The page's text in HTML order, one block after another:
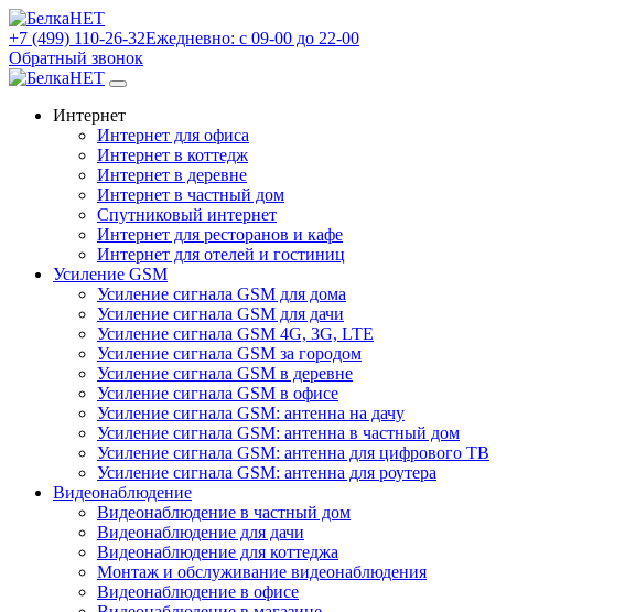
+7 (499) 110-26-32Ежедневно: с 09-00 до 22-00
Обратный звонок
Интернет
Интернет для офиса
Интернет в коттедж
Интернет в деревне
Интернет в частный дом
Спутниковый интернет
Интернет для ресторанов и кафе
Интернет для отелей и гостиниц
Усиление GSM
Усиление сигнала GSM для дома
Усиление сигнала GSM для дачи
Усиление сигнала GSM 4G, 3G, LTE
Усиление сигнала GSM за городом
Усиление сигнала GSM в деревне
Усиление сигнала GSM в офисе
Усиление сигнала GSM: антенна на дачу
Усиление сигнала GSM: антенна в частный дом
Усиление сигнала GSM: антенна для цифрового ТВ
Усиление сигнала GSM: антенна для роутера
Видеонаблюдение
Видеонаблюдение в частный дом
Видеонаблюдение для дачи
Видеонаблюдение для коттеджа
Монтаж и обслуживание видеонаблюдения
Видеонаблюдение в офисе